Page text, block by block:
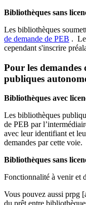
Bibliothèques sans
Les bibliothèques
de demande de PEB .
cependant s'inscrire
Pour les demandes
publiques
Bibliothèques avec
Les bibliothèques
de PEB par
avec leur identifiant et
demandes par cette voie.
Bibliothèques sans
Fonctionnalité à venir et
Vous pouvez aussi prpg